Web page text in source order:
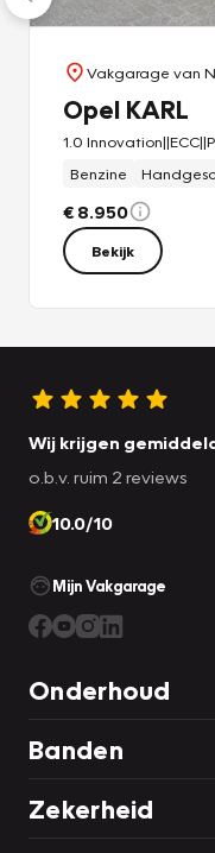
Vakgarage van
Opel KARL
1.0
Benzine
€ 8.950
Bekijk
Wij krijgen
o.b.v. ruim 2 reviews
10.0/10
Mijn Vakgarage
Onderhoud
Banden
Zekerheid